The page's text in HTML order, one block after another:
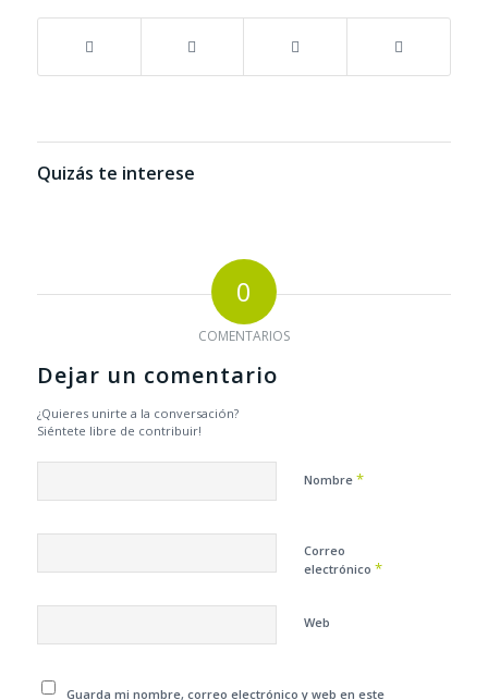
Quizás te interese
0
COMENTARIOS
Dejar un comentario
¿Quieres unirte a la conversación?
Siéntete libre de contribuir!
Nombre *
Correo
electrónico *
Web
Guarda mi nombre, correo electrónico y web en este